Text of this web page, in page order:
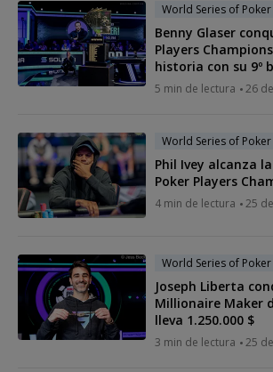
World Series of Poker
Benny Glaser
Players
historia con su 9º
5 min de lectura 26
World Series of Poker
Phil Ivey alcanza
Poker Players
4 min de lectura 25
World Series of Poker
Joseph Liberta
Millionaire Maker
lleva 1.250.000 $
3 min de lectura 25